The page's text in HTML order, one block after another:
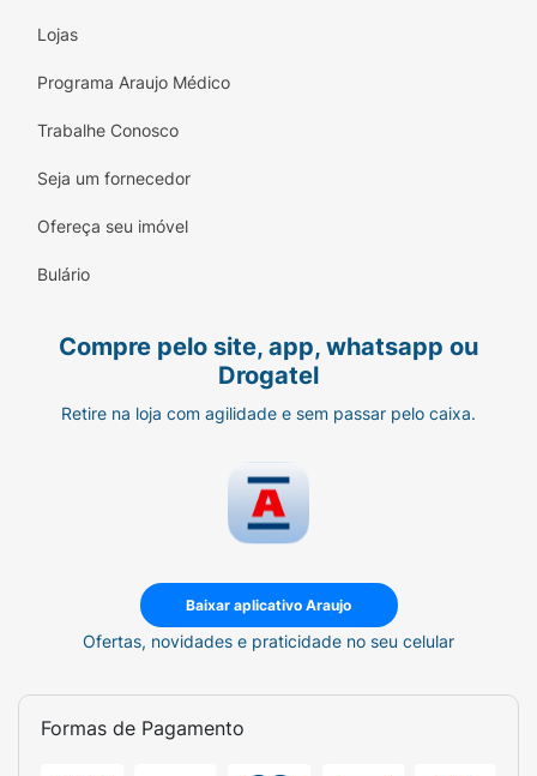
Não aplicar diretamente nas mucosas.
Perfeita para presentear em chás de bebê ou
Lojas
Programa Araujo Médico
Trabalhe Conosco
Seja um fornecedor
Ofereça seu imóvel
Bulário
Compre pelo site, app, whatsapp ou
Drogatel
Retire na loja com agilidade e sem passar pelo caixa.
Baixar aplicativo Araujo
Ofertas, novidades e praticidade no seu celular
Formas de Pagamento